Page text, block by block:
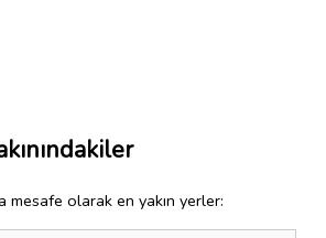
mesafe olarak en yakın yerler: